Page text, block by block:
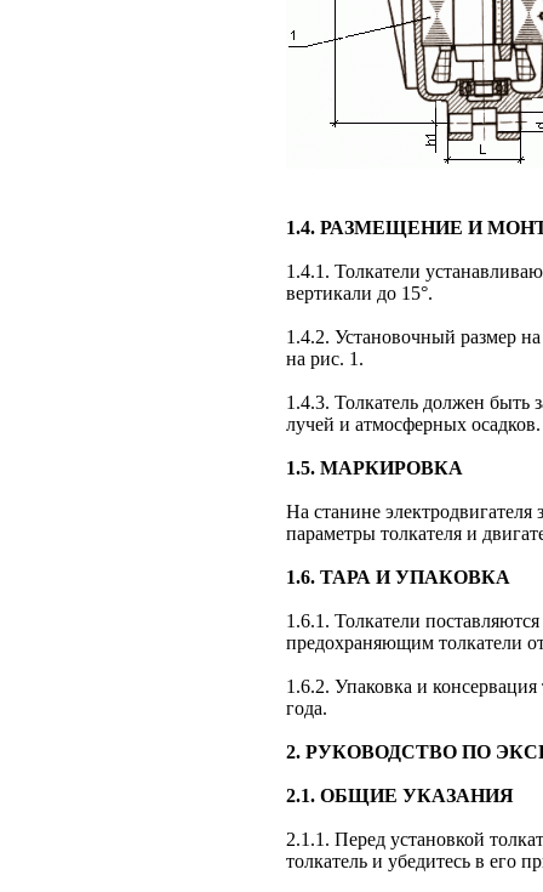
1.4. РАЗМЕЩЕНИЕ И
1.4.1. Толкатели
вертикали до 15°.
1.4.2. Установочный размер
на рис. 1.
1.4.3. Толкатель должен
лучей и атмосферных осадков.
1.5. МАРКИРОВКА
На станине
параметры толкателя и
1.6. ТАРА И УПАКОВКА
1.6.1. Толкатели
предохраняющим толкатели
1.6.2. Упаковка и
года.
2. РУКОВОДСТВО ПО
2.1. ОБЩИЕ УКАЗАНИЯ
2.1.1. Перед установкой
толкатель и убедитесь в его